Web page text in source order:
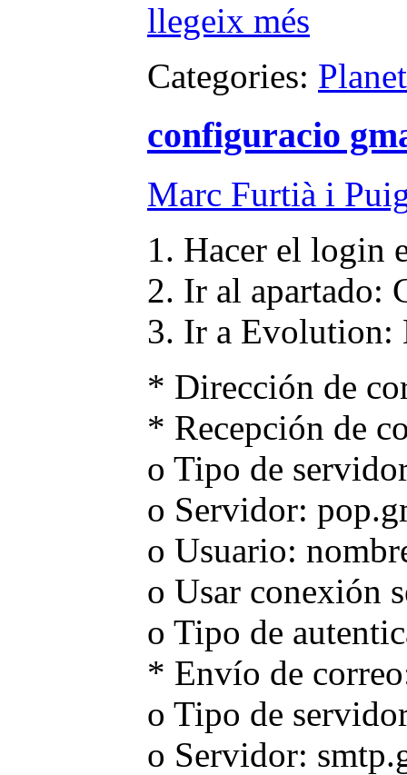
llegeix més
Categories:
configuracio
Marc Furtià i
1. Hacer el login
2. Ir al apartado:
3. Ir a Evolution:
* Dirección de
* Recepción de
o Tipo de
o Servidor:
o Usuario:
o Usar conexión
o Tipo de
* Envío de
o Tipo de
o Servidor: